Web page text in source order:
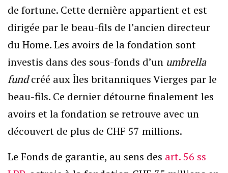
de fortune. Cette dernière appartient et est
dirigée par le beau-fils de l’ancien directeur
du Home. Les avoirs de la fondation sont
investis dans des sous-fonds d’un umbrella
fundcréé aux Îles britanniques Vierges par le
beau-fils. Ce dernier détourne finalement les
avoirs et la fondation se retrouve avec un
découvert de plus de CHF 57 millions.
Le Fonds de garantie, au sens des art. 56 ss